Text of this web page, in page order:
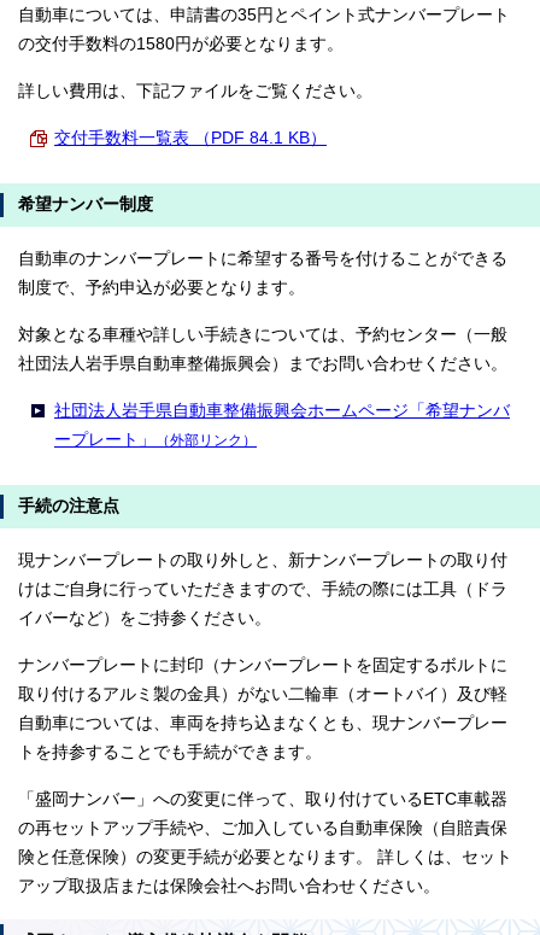
自動車については、申請書の35円とペイント式ナンバープレート
の交付手数料の1580円が必要となります。
詳しい費用は、下記ファイルをご覧ください。
交付手数料一覧表 （PDF 84.1 KB）
希望ナンバー制度
自動車のナンバープレートに希望する番号を付けることができる
制度で、予約申込が必要となります。
対象となる車種や詳しい手続きについては、予約センター（一般
社団法人岩手県自動車整備振興会）までお問い合わせください。
社団法人岩手県自動車整備振興会ホームページ「希望ナンバ
ープレート」
（外部リンク）
手続の注意点
現ナンバープレートの取り外しと、新ナンバープレートの取り付
けはご自身に行っていただきますので、手続の際には工具（ドラ
イバーなど）をご持参ください。
ナンバープレートに封印（ナンバープレートを固定するボルトに
取り付けるアルミ製の金具）がない二輪車（オートバイ）及び軽
自動車については、車両を持ち込まなくとも、現ナンバープレー
トを持参することでも手続ができます。
「盛岡ナンバー」への変更に伴って、取り付けているETC車載器
の再セットアップ手続や、ご加入している自動車保険（自賠責保
険と任意保険）の変更手続が必要となります。 詳しくは、セット
アップ取扱店または保険会社へお問い合わせください。